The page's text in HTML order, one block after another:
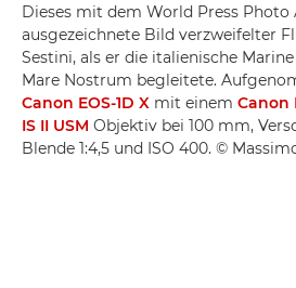
Dieses mit dem World Press Photo
ausgezeichnete Bild verzweifelter
Sestini, als er die italienische
Mare Nostrum begleitete.
Canon EOS-1D X mit einem Canon
IS II USM Objektiv bei 100 mm,
Blende 1:4,5 und ISO 400. ©